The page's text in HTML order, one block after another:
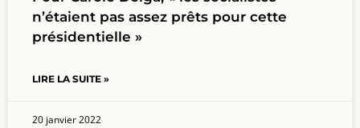
n’étaient pas assez prêts pour cette
présidentielle »
LIRE LA SUITE »
20 janvier 2022